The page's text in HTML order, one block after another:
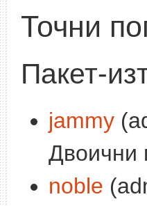
Точни
Пакет-
jammy
Двоични
noble